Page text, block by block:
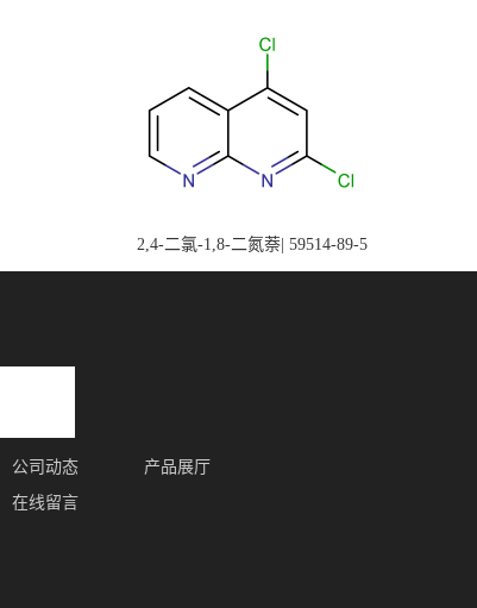
2,4-二氯-1,8-二氮萘| 59514-89-5
公司动态
产品展厅
在线留言